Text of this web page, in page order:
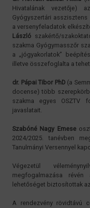
Hivatalának vezetője)
Gyógyszertári asszisztens
a versenyfeladatok
László szakértő/
szakma Gyógymasszőr
a „jógyakorlatok”
illetve összefoglalta a
dr. Pápai Tibor PhD(a
docense) több
szakma egyes OSZTV
javaslatait.
Szabóné Nagy Emese
2024/2025. tanévben
Tanulmányi Versennyel
Végezetül
megfogalmazása
lehetőséget biztosítottak
A rendezvény rövidtávú